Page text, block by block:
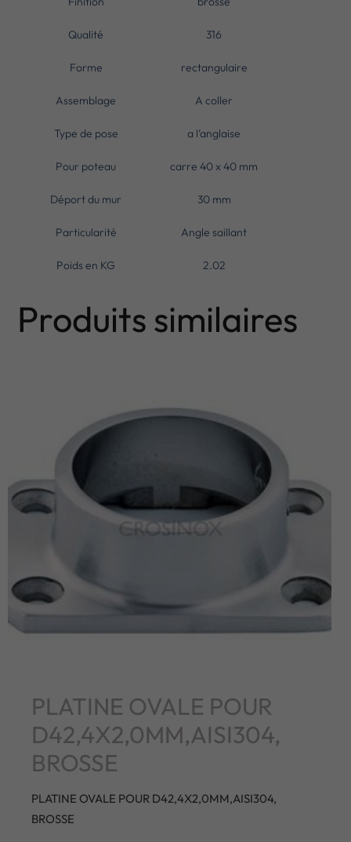
Qualité 316
Forme rectangulaire
Assemblage A coller
Type de pose a l’anglaise
Pour poteau carre 40 x 40 mm
Déport du mur 30 mm
Particularité Angle saillant
Poids en KG 2.02
Produits similaires
PLATINE OVALE POUR
D42,4X2,0MM,AISI304,
BROSSE
PLATINE OVALE POUR D42,4X2,0MM,AISI304,
BROSSE